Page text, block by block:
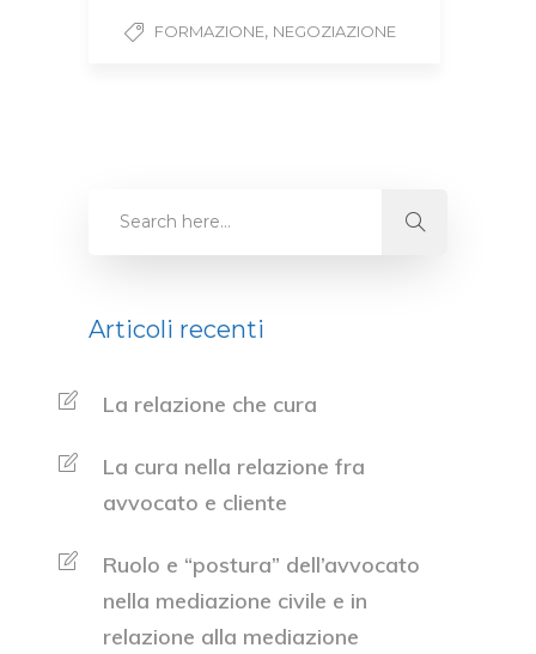
FORMAZIONE, NEGOZIAZIONE
Articoli recenti
La relazione che cura
La cura nella relazione fra
avvocato e cliente
Ruolo e “postura” dell’avvocato
nella mediazione civile e in
relazione alla mediazione